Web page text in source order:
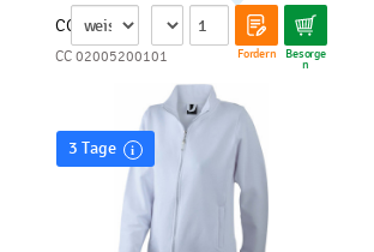
CC
Fordern Besorge
n
CC 02005200101
3 Tage